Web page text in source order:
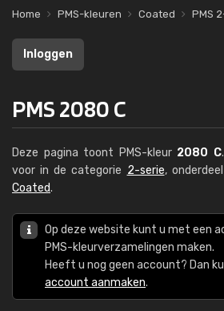
Home PMS-kleuren Coated PMS
Inloggen
PMS 2080 C
Deze pagina toont PMS-kleur 2080 C
voor in de categorie 2-serie,
Coated.
Op deze website kunt u met een
PMS-kleurverzamelingen maken.
Heeft u nog geen account? Dan
account aanmaken.